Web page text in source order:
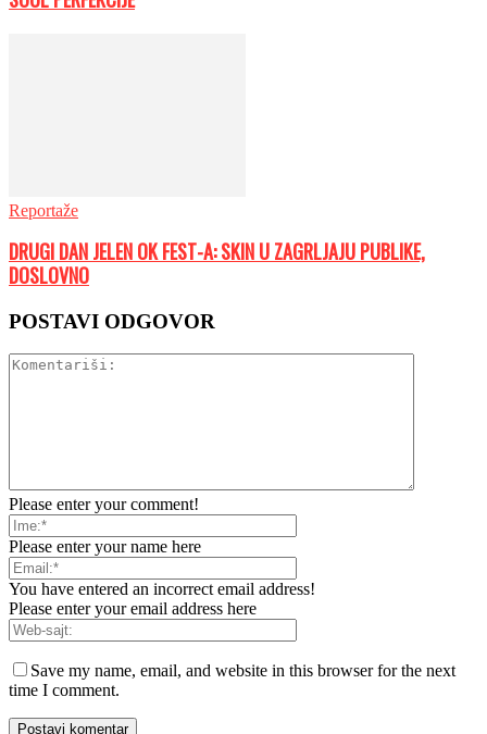
Reportaže
DRUGI DAN JELEN OK FEST-A: SKIN U ZAGRLJAJU PUBLIKE,
DOSLOVNO
POSTAVI ODGOVOR
Please enter your comment!
Please enter your name here
You have entered an incorrect email address!
Please enter your email address here
Save my name, email, and website in this browser for the next
time I comment.